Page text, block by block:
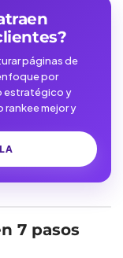
páginas de
por
estratégico y
mejor y
7 pasos